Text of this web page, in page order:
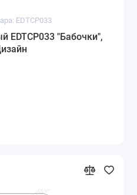
EDTCP033
EDTCP033 "Бабочки",